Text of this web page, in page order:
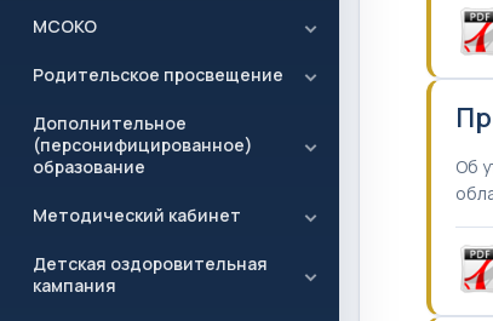
МСОКО
Родительское просвещение
Дополнительное
(персонифицированное)
образование
Методический кабинет
Детская оздоровительная
кампания
Об